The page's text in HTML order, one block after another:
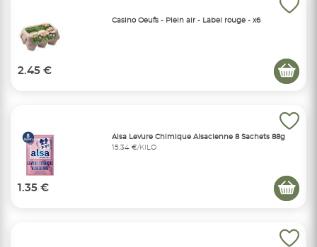
Casino Oeufs - Plein air - Label rouge - x6
2.45 €
Alsa Levure Chimique Alsacienne 8 Sachets 88g
15,34 €/KILO
1.35 €